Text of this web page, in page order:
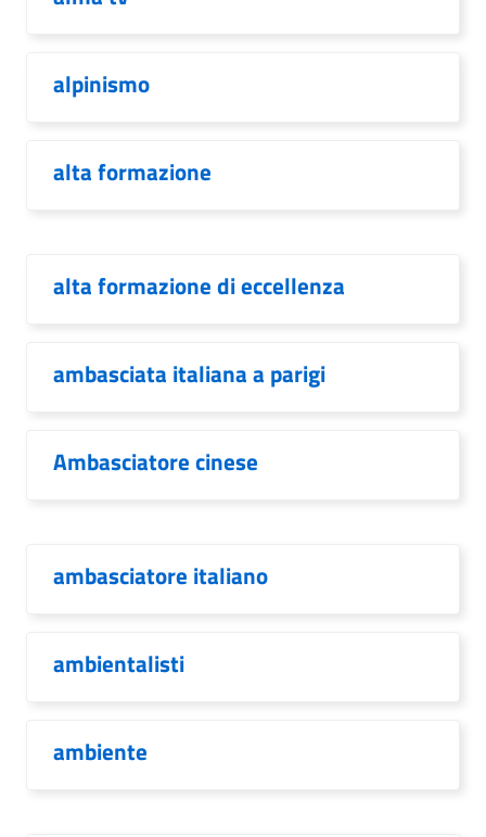
alpinismo
alta formazione
alta formazione di eccellenza
ambasciata italiana a parigi
Ambasciatore cinese
ambasciatore italiano
ambientalisti
ambiente